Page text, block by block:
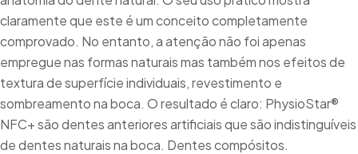
claramente que este é um conceito completamente
comprovado. No entanto, a atenção não foi apenas
empregue nas formas naturais mas também nos efeitos de
textura de superfície individuais, revestimento e
sombreamento na boca. O resultado é claro: PhysioStar®
NFC+ são dentes anteriores artificiais que são indistinguíveis
de dentes naturais na boca. Dentes compósitos.